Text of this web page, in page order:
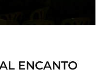
ENCANTO